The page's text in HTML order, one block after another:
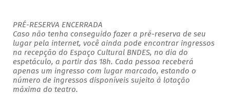
PRÉ-RESERVA ENCERRADA
Caso não tenha conseguido fazer a pré-reserva de seu
lugar pela internet, você ainda pode encontrar ingressos
na recepção do Espaço Cultural BNDES, no dia do
espetáculo, a partir das 18h. Cada pessoa receberá
apenas um ingresso com lugar marcado, estando o
número de ingressos disponíveis sujeito à lotação
máxima do teatro.